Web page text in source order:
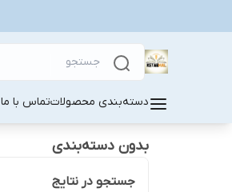
دسته‌بندی محصولاتتماس با ما
بدون دسته‌بندی
جستجو در نتایج